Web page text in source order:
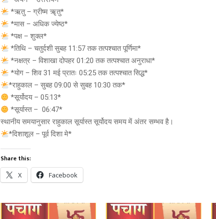
*ऋतु – ग्रीष्म ॠतु*
*मास – अधिक ज्येष्ठ*
*पक्ष – शुक्ल*
*तिथि – चतुर्दशी सुबह 11:57 तक तत्पश्चात पूर्णिमा*
*नक्षत्र – विशाखा दोपहर 01:20 तक तत्पश्चात अनुराधा*
*योग – शिव 31 मई प्रातः 05:25 तक तत्पश्चात सिद्ध*
*राहुकाल – सुबह 09:00 से सुबह 10:30 तक*
*सूर्योदय – 05:13*
*सूर्यास्त – 06:47*
स्थानीय समयानुसार राहुकाल सूर्यास्त सूर्योदय समय में अंतर सम्भव है।
*दिशाशूल – पूर्व दिशा मे*
Share this:
X Facebook